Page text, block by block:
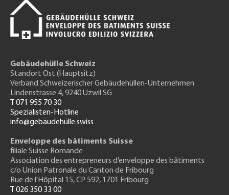
Gebäudehülle Schweiz
Standort Ost (Hauptsitz)
Verband Schweizerischer Gebäudehüllen-Unternehmen
Lindenstrasse 4, 9240 Uzwil SG
T 071 955 70 30
Spezialisten-Hotline
info@gebäudehülle.swiss
Enveloppe des bâtiments Suisse
filiale Suisse Romande
Association des entrepreneurs d’enveloppe des bâtiments
c/o Union Patronale du Canton de Fribourg
Rue de l'Hôpital 15, CP 592, 1701 Fribourg
T 026 350 33 00